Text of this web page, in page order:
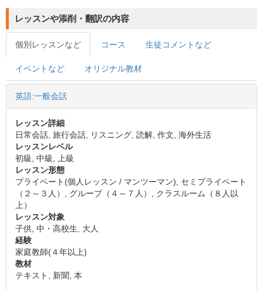
レッスンや添削・翻訳の内容
個別レッスンなど コース 生徒コメントなど
イベントなど オリジナル教材
英語:一般会話
レッスン詳細
日常会話, 旅行会話, リスニング, 読解, 作文, 海外生活
レッスンレベル
初級, 中級, 上級
レッスン形態
プライベート(個人レッスン / マンツーマン), セミプライベート
（２～３人）, グループ（４～７人）, クラスルーム（８人以
上）
レッスン対象
子供, 中・高校生, 大人
経験
家庭教師(４年以上)
教材
テキスト, 新聞, 本